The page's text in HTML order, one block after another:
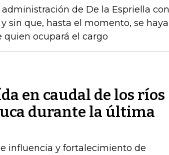
de De la Espriella con
sin que, hasta el momento, se haya
ocupará el cargo
en caudal de los ríos
durante la última
influencia y fortalecimiento de